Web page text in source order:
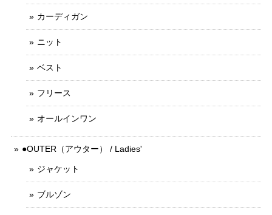
カーディガン
ニット
ベスト
フリース
オールインワン
●OUTER（アウター） / Ladies'
ジャケット
ブルゾン